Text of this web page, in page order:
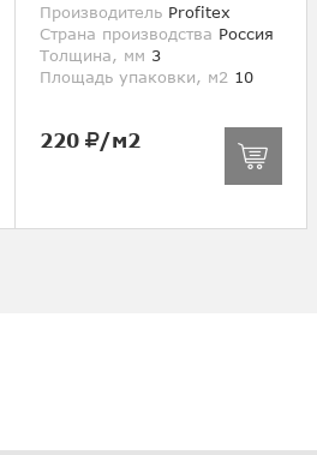
Производитель Profitex
Страна производства Россия
Толщина, мм 3
Площадь упаковки, м2 10
220 /м2